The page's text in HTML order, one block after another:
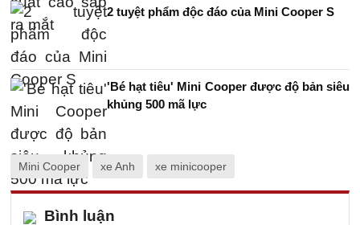
2 tuyệt phẩm độc đáo của Mini Cooper S
'Bé hạt tiêu' Mini Cooper được độ bản siêu
khủng 500 mã lực
Mini Cooper xe Anh xe minicooper
Bình luận